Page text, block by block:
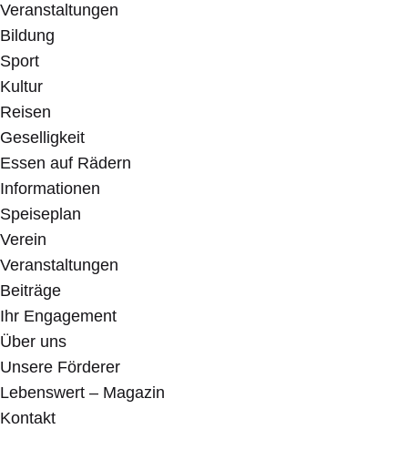
Veranstaltungen
Bildung
Sport
Kultur
Reisen
Geselligkeit
Essen auf Rädern
Informationen
Speiseplan
Verein
Veranstaltungen
Beiträge
Ihr Engagement
Über uns
Unsere Förderer
Lebenswert – Magazin
Kontakt